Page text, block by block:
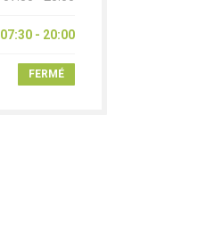
07:30 - 20:00
FERMÉ